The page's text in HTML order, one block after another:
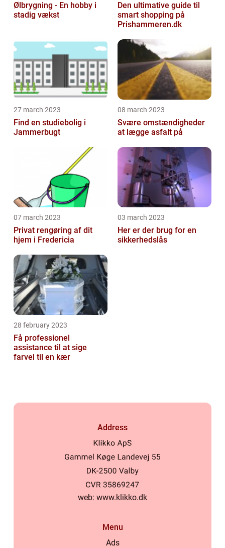
Ølbrygning - En hobby i
stadig vækst
Den ultimative guide til
smart shopping på
Prishammeren.dk
27 march 2023
Find en studiebolig i
Jammerbugt
08 march 2023
Svære omstændigheder
at lægge asfalt på
07 march 2023
Privat rengøring af dit
hjem i Fredericia
03 march 2023
Her er der brug for en
sikkerhedslås
28 february 2023
Få professionel
assistance til at sige
farvel til en kær
Address
web: www.klikko.dk
Menu
Ads